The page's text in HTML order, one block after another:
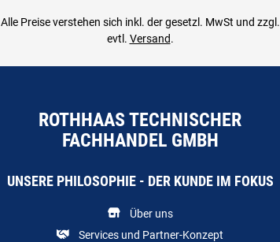
Alle Preise verstehen sich inkl. der gesetzl. MwSt und zzgl.
evtl. Versand.
ROTHHAAS TECHNISCHER
FACHHANDEL GMBH
UNSERE PHILOSOPHIE - DER KUNDE IM FOKUS
Über uns
Services und Partner-Konzept